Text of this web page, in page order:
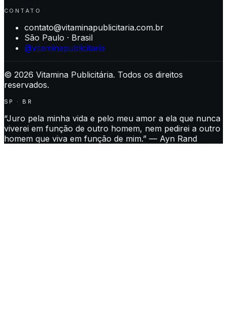
CONTATO
contato@vitaminapublicitaria.com.br
São Paulo · Brasil
@vitaminapublicitaria
© 2026 Vitamina Publicitária. Todos os direitos
reservados.
SP · BR
“Juro pela minha vida e pelo meu amor a ela que nunca
viverei em função de outro homem, nem pedirei a outro
homem que viva em função de mim.” — Ayn Rand